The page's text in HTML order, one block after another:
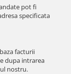
pot fi
specificata
facturii
dupa intrarea
nostru.